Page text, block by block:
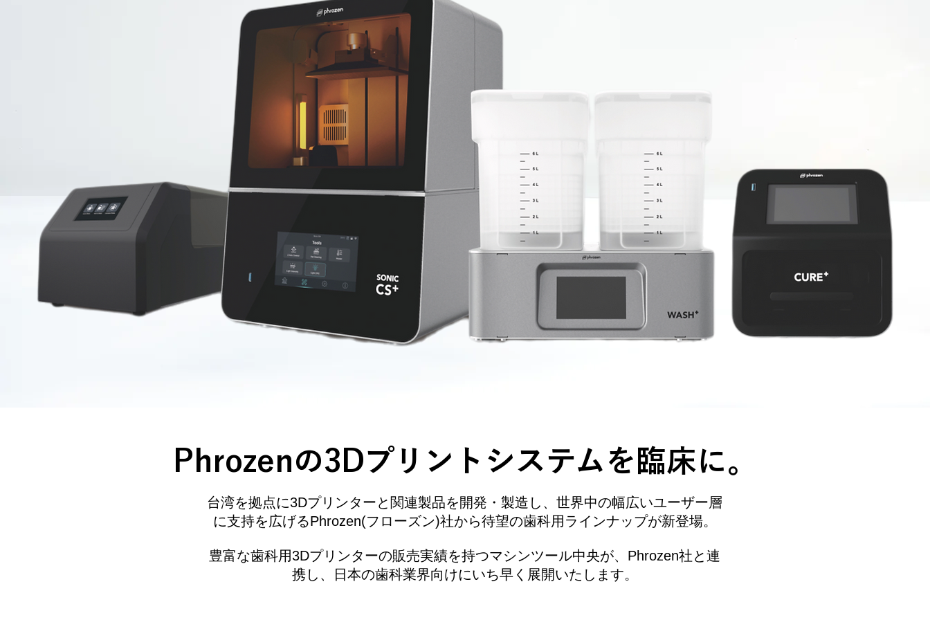
Phrozenの3Dプリントシステムを臨床に。
台湾を拠点に3Dプリンターと関連製品を開発・製造し、世界中の幅広いユーザー層
に支持を広げるPhrozen(フローズン)社から待望の歯科用ラインナップが新登場。
豊富な歯科用3Dプリンターの販売実績を持つマシンツール中央が、Phrozen社と連
携し、日本の歯科業界向けにいち早く展開いたします。